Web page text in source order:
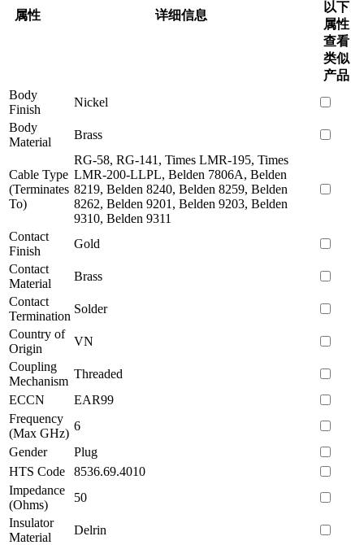
属性 详细信息
以下
属性
查看
类似
产品
Body
Finish
Nickel
Body
Material
Brass
Cable Type
(Terminates
To)
RG-58, RG-141, Times LMR-195, Times
LMR-200-LLPL, Belden 7806A, Belden
8219, Belden 8240, Belden 8259, Belden
8262, Belden 9201, Belden 9203, Belden
9310, Belden 9311
Contact
Finish
Gold
Contact
Material
Brass
Contact
Termination
Solder
Country of
Origin
VN
Coupling
Mechanism
Threaded
ECCN
EAR99
Frequency
(Max GHz)
6
Gender
Plug
HTS Code
8536.69.4010
Impedance
(Ohms)
50
Insulator
Material
Delrin